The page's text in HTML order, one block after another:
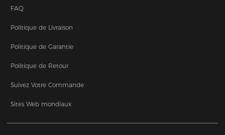
FAQ
Politique de Livraison
Politique de Garantie
Politique de Retour
Suivez Votre Commande
Sites Web mondiaux